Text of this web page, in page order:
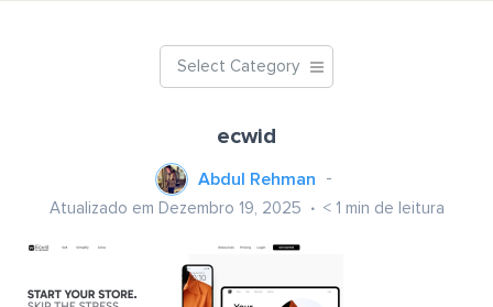
Select Category
ecwid
Abdul Rehman
Atualizado em Dezembro 19, 2025 < 1 min de leitura